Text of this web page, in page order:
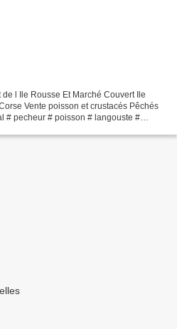
l Ile Rousse Et Marché Couvert Ile
Vente poisson et crustacés Pêchés
# pecheur # poisson # langouste #